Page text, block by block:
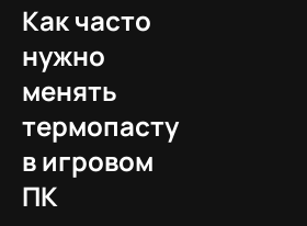
Как часто
нужно
менять
термопасту
в игровом
ПК